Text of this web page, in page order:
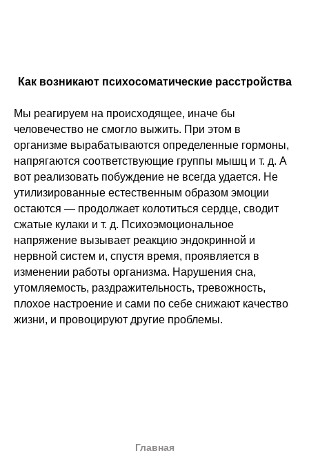
Как возникают психосоматические расстройства
Мы реагируем на происходящее, иначе бы
человечество не смогло выжить. При этом в
организме вырабатываются определенные гормоны,
напрягаются соответствующие группы мышц и т. д. А
вот реализовать побуждение не всегда удается. Не
утилизированные естественным образом эмоции
остаются — продолжает колотиться сердце, сводит
сжатые кулаки и т. д. Психоэмоциональное
напряжение вызывает реакцию эндокринной и
нервной систем и, спустя время, проявляется в
изменении работы организма. Нарушения сна,
утомляемость, раздражительность, тревожность,
плохое настроение и сами по себе снижают качество
жизни, и провоцируют другие проблемы.
Главная